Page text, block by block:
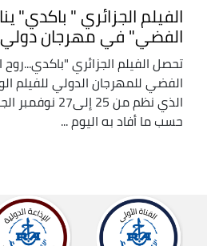
الفيلم الجزائري " باكدي"
الفضي" في مهرجان دولي
تحصل الفيلم الجزائري "باكدي...روح
الفضي للمهرجان الدولي للفيلم
الذي نظم من 25
حسب ما أفاد به اليوم ...